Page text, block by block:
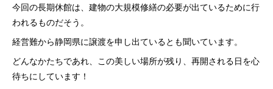
今回の長期休館は、建物の大規模修繕の必要が出ているために行
われるものだそう。
経営難から静岡県に譲渡を申し出ているとも聞いています。
どんなかたちであれ、この美しい場所が残り、再開される日を心
待ちにしています！